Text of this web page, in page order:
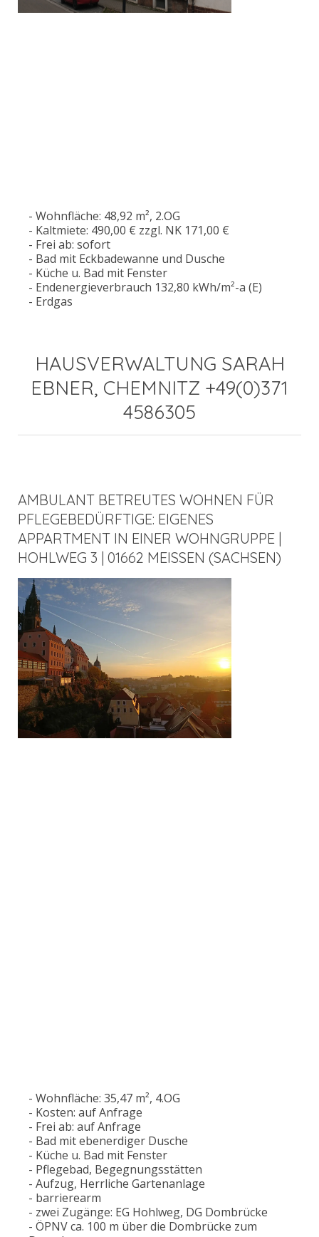
- Wohnfläche: 48,92 m², 2.OG
- Kaltmiete: 490,00 € zzgl. NK 171,00 €
- Frei ab: sofort
- Bad mit Eckbadewanne und Dusche
- Küche u. Bad mit Fenster
- Endenergieverbrauch 132,80 kWh/m²-a (E)
- Erdgas
HAUSVERWALTUNG SARAH
EBNER, CHEMNITZ +49(0)371
4586305
AMBULANT BETREUTES WOHNEN FÜR
PFLEGEBEDÜRFTIGE: EIGENES
APPARTMENT IN EINER WOHNGRUPPE |
HOHLWEG 3 | 01662 MEISSEN (SACHSEN)
- Wohnfläche: 35,47 m², 4.OG
- Kosten: auf Anfrage
- Frei ab: auf Anfrage
- Bad mit ebenerdiger Dusche
- Küche u. Bad mit Fenster
- Pflegebad, Begegnungsstätten
- Aufzug, Herrliche Gartenanlage
- barrierearm
- zwei Zugänge: EG Hohlweg, DG Dombrücke
- ÖPNV ca. 100 m über die Dombrücke zum